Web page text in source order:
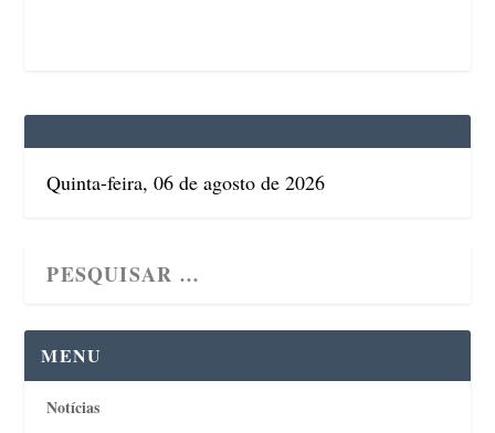
Quinta-feira, 06 de agosto de 2026
MENU
Notícias